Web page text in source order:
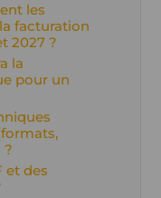
les
facturation
2027 ?
la
pour un
?
et des